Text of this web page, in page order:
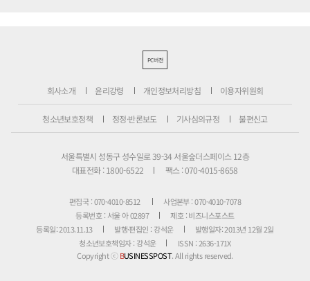
PC버전
회사소개 윤리강령 개인정보처리방침 이용자위원회
청소년보호정책 정정·반론보도 기사심의규정 불편신고
서울특별시 성동구 성수일로 39-34 서울숲더스페이스 12층
대표전화 : 1800-6522
팩스 : 070-4015-8658
편집국 : 070-4010-8512
사업본부 : 070-4010-7078
등록번호 : 서울 아 02897
제호 : 비즈니스포스트
등록일: 2013.11.13
발행·편집인 : 강석운
발행일자: 2013년 12월 2일
청소년보호책임자 : 강석운
ISSN : 2636-171X
Copyright ⓒBUSINESSPOST. All rights reserved.